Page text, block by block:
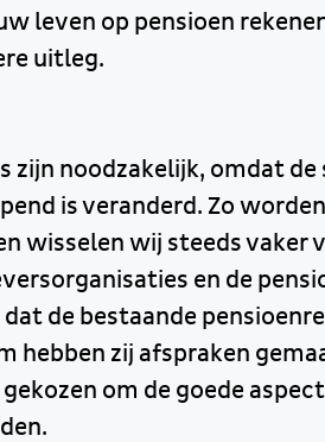
leven op pensioen
uitleg.
zijn noodzakelijk, omdat de
is veranderd. Zo
wisselen wij steeds vaker
en de
de bestaande
hebben zij afspraken
om de goede